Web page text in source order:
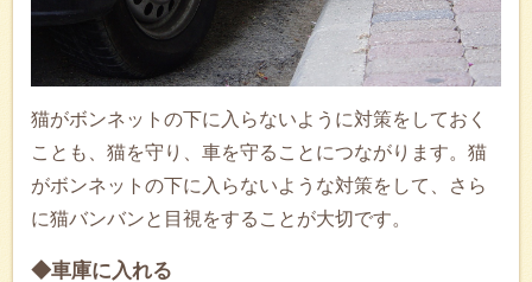
猫がボンネットの下に入らないように対策をしておく
ことも、猫を守り、車を守ることにつながります。猫
がボンネットの下に入らないような対策をして、さら
に猫バンバンと目視をすることが大切です。
◆車庫に入れる